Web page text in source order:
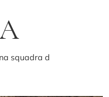
squadra d